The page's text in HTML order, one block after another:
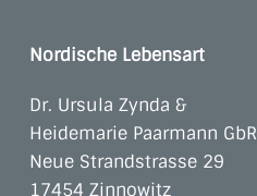
Nordische Lebensart
Dr. Ursula Zynda &
Heidemarie Paarmann GbR
Neue Strandstrasse 29
17454 Zinnowitz